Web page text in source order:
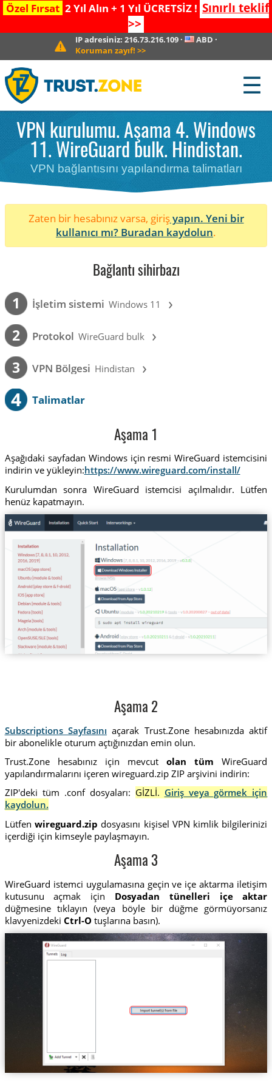
Özel Fırsat 2 Yıl Alın + 1 Yıl ÜCRETSİZ ! Sınırlı teklif
>>
IP adresiniz:216.73.216.109 · ABD ·
Koruman zayıf! >>
☰
VPN kurulumu. Aşama 4. Windows
11. WireGuard bulk. Hindistan.
VPN bağlantısını yapılandırma talimatları
Zaten bir hesabınız varsa, girişyapın. Yeni bir
kullanıcı mı? Buradan kaydolun.
Bağlantı sihirbazı
1 İşletim sistemi Windows 11 ›
2 Protokol WireGuard bulk ›
3 VPN Bölgesi Hindistan ›
4 Talimatlar
Aşama 1
Aşağıdaki sayfadan Windows için resmi WireGuard istemcisini
indirin ve yükleyin:https://www.wireguard.com/install/
Kurulumdan sonra WireGuard istemcisi açılmalıdır. Lütfen
henüz kapatmayın.
Aşama 2
Subscriptions Sayfasını açarak Trust.Zone hesabınızda aktif
bir abonelikle oturum açtığınızdan emin olun.
Trust.Zone hesabınız için mevcutolan tüm WireGuard
yapılandırmalarını içeren wireguard.zip ZIP arşivini indirin:
ZIP'deki tüm .conf dosyaları: GİZLİ. Giriş veya görmek için
kaydolun.
Lütfen wireguard.zip dosyasını kişisel VPN kimlik bilgilerinizi
içerdiği için kimseyle paylaşmayın.
Aşama 3
WireGuard istemci uygulamasına geçin ve içe aktarma iletişim
kutusunu açmak için Dosyadan tünelleri içe aktar
düğmesine tıklayın (veya böyle bir düğme görmüyorsanız
klavyenizdeki Ctrl-O tuşlarına basın).